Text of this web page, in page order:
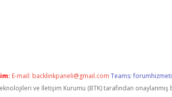
E-mail: backlinkpaneli@gmail.com Teams:
ve İletişim Kurumu (BTK) tarafından